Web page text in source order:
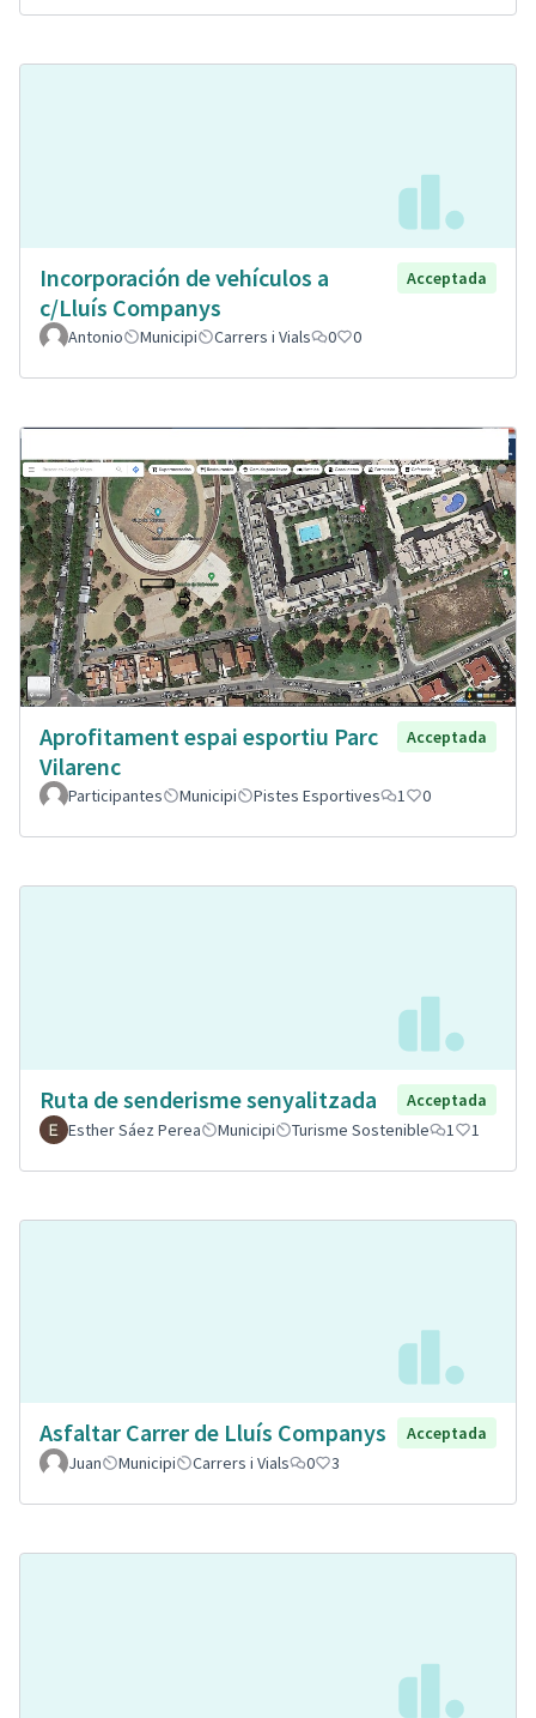
Incorporación de vehículos a
c/Lluís Companys
Acceptada
Antonio Municipi Carrers i Vials 0 0
Aprofitament espai esportiu Parc
Vilarenc
Acceptada
Participantes Municipi Pistes Esportives 1 0
Ruta de senderisme senyalitzada
Acceptada
Esther Sáez Perea
Municipi Turisme Sostenible 1 1
Asfaltar Carrer de Lluís Companys
Acceptada
Juan
Municipi Carrers i Vials 0 3